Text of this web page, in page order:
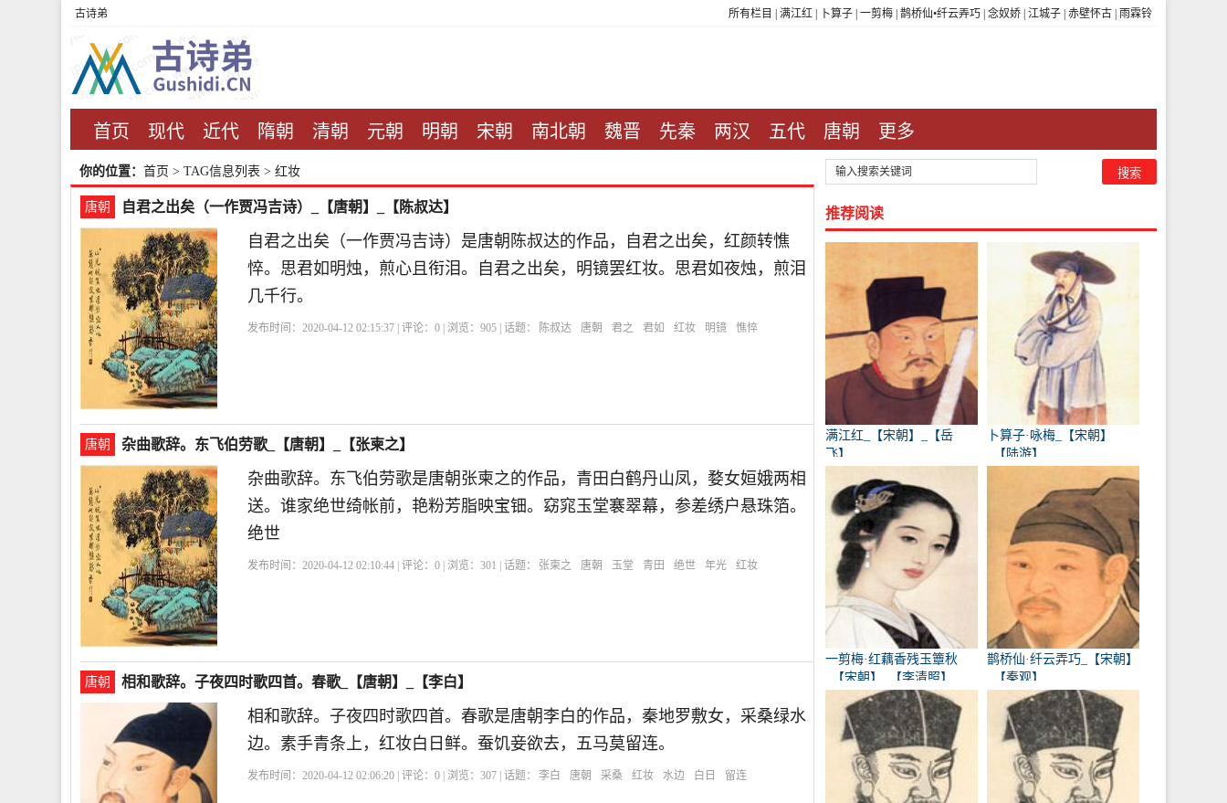
所有栏目 满江红 卜算子 一剪梅 鹊桥仙•纤云弄巧 念奴娇 江城子 赤壁怀古 雨霖铃
古诗弟
首页 现代 近代 隋朝 清朝 元朝 明朝 宋朝 南北朝 魏晋 先秦 两汉 五代 唐朝 更多
你的位置： 首页 > TAG信息列表 > 红妆
唐朝 自君之出矣（一作贾冯吉诗）_【唐朝】_【陈叔达】
自君之出矣（一作贾冯吉诗）是唐朝陈叔达的作品，自君之出矣，红颜转憔
悴。思君如明烛，煎心且衔泪。自君之出矣，明镜罢红妆。思君如夜烛，煎泪
几千行。
发布时间：2020-04-12 02:15:37 | 评论：0 | 浏览：905 | 话题： 陈叔达 唐朝 君之 君如 红妆 明镜 憔悴
唐朝 杂曲歌辞。东飞伯劳歌_【唐朝】_【张柬之】
杂曲歌辞。东飞伯劳歌是唐朝张柬之的作品，青田白鹤丹山凤，婺女姮娥两相
送。谁家绝世绮帐前，艳粉芳脂映宝钿。窈窕玉堂褰翠幕，参差绣户悬珠箔。
绝世
发布时间：2020-04-12 02:10:44 | 评论：0 | 浏览：301 | 话题： 张柬之 唐朝 玉堂 青田 绝世 年光 红妆
唐朝 相和歌辞。子夜四时歌四首。春歌_【唐朝】_【李白】
相和歌辞。子夜四时歌四首。春歌是唐朝李白的作品，秦地罗敷女，采桑绿水
边。素手青条上，红妆白日鲜。蚕饥妾欲去，五马莫留连。
发布时间：2020-04-12 02:06:20 | 评论：0 | 浏览：307 | 话题： 李白 唐朝 采桑 红妆 水边 白日 留连
推荐阅读
满江红_【宋朝】_【岳
飞】
卜算子·咏梅_【宋朝】
_【陆游】
一剪梅·红藕香残玉簟秋
_【宋朝】_【李清照】
鹊桥仙·纤云弄巧_【宋朝】
_【秦观】